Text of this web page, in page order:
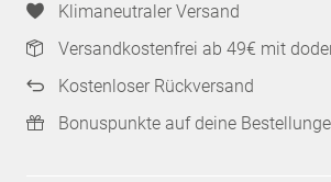
Klimaneutraler Versand
Versandkostenfrei ab 49€ mit
Kostenloser Rückversand
Bonuspunkte auf deine